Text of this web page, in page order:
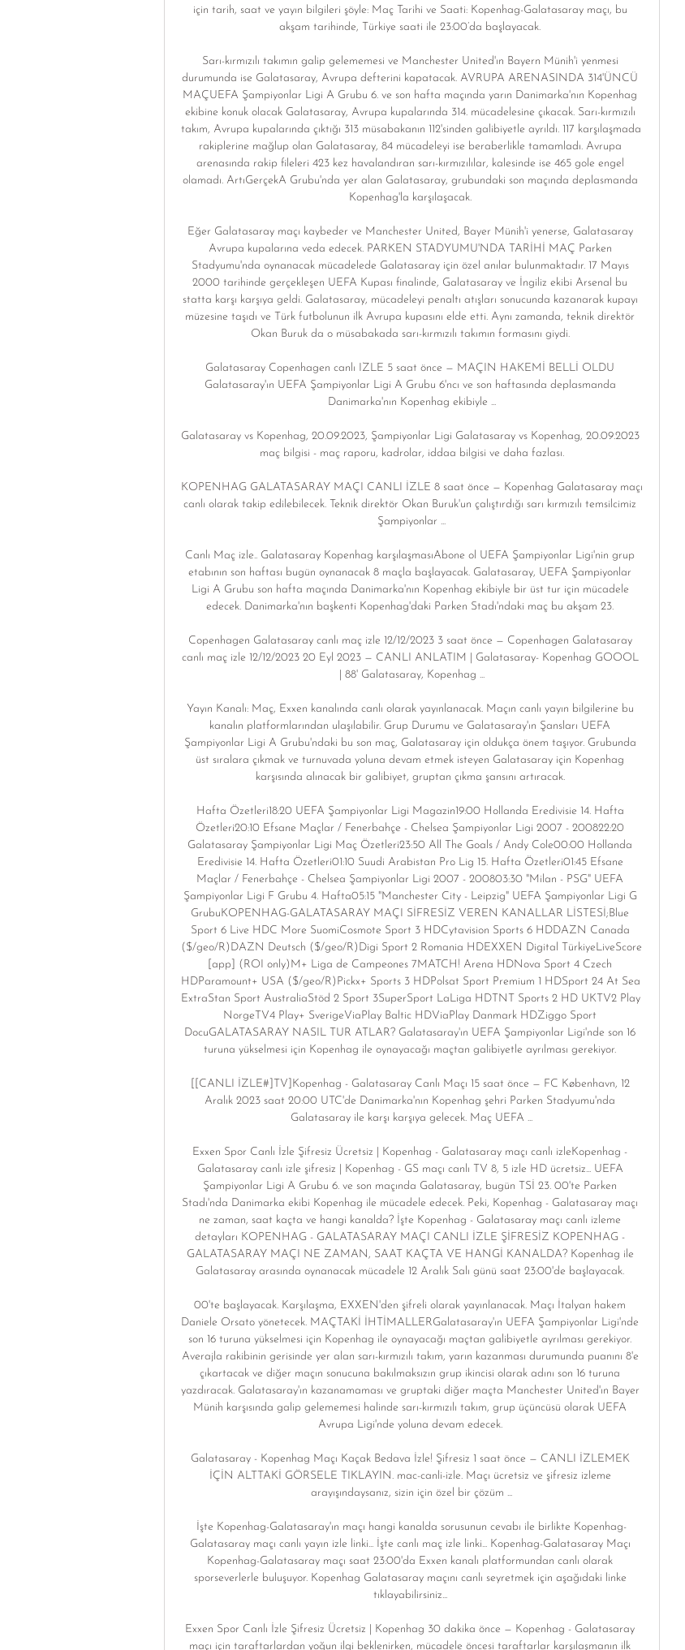
için tarih, saat ve yayın bilgileri şöyle: Maç Tarihi ve Saati: Kopenhag-Galatasaray maçı, bu
akşam tarihinde, Türkiye saati ile 23:00’da başlayacak.
Sarı-kırmızılı takımın galip gelememesi ve Manchester United'ın Bayern Münih'i yenmesi
durumunda ise Galatasaray, Avrupa defterini kapatacak. AVRUPA ARENASINDA 314'ÜNCÜ
MAÇUEFA Şampiyonlar Ligi A Grubu 6. ve son hafta maçında yarın Danimarka'nın Kopenhag
ekibine konuk olacak Galatasaray, Avrupa kupalarında 314. mücadelesine çıkacak. Sarı-kırmızılı
takım, Avrupa kupalarında çıktığı 313 müsabakanın 112'sinden galibiyetle ayrıldı. 117 karşılaşmada
rakiplerine mağlup olan Galatasaray, 84 mücadeleyi ise beraberlikle tamamladı. Avrupa
arenasında rakip fileleri 423 kez havalandıran sarı-kırmızılılar, kalesinde ise 465 gole engel
olamadı. ArtıGerçekA Grubu'nda yer alan Galatasaray, grubundaki son maçında deplasmanda
Kopenhag'la karşılaşacak.
Eğer Galatasaray maçı kaybeder ve Manchester United, Bayer Münih'i yenerse, Galatasaray
Avrupa kupalarına veda edecek. PARKEN STADYUMU'NDA TARİHİ MAÇ Parken
Stadyumu'nda oynanacak mücadelede Galatasaray için özel anılar bulunmaktadır. 17 Mayıs
2000 tarihinde gerçekleşen UEFA Kupası finalinde, Galatasaray ve İngiliz ekibi Arsenal bu
statta karşı karşıya geldi. Galatasaray, mücadeleyi penaltı atışları sonucunda kazanarak kupayı
müzesine taşıdı ve Türk futbolunun ilk Avrupa kupasını elde etti. Aynı zamanda, teknik direktör
Okan Buruk da o müsabakada sarı-kırmızılı takımın formasını giydi.
Galatasaray Copenhagen canlı IZLE 5 saat önce — MAÇIN HAKEMİ BELLİ OLDU
Galatasaray'ın UEFA Şampiyonlar Ligi A Grubu 6'ncı ve son haftasında deplasmanda
Danimarka'nın Kopenhag ekibiyle ...
Galatasaray vs Kopenhag, 20.09.2023, Şampiyonlar Ligi Galatasaray vs Kopenhag, 20.09.2023
maç bilgisi - maç raporu, kadrolar, iddaa bilgisi ve daha fazlası.
KOPENHAG GALATASARAY MAÇI CANLI İZLE 8 saat önce — Kopenhag Galatasaray maçı
canlı olarak takip edilebilecek. Teknik direktör Okan Buruk'un çalıştırdığı sarı kırmızılı temsilcimiz
Şampiyonlar ...
Canlı Maç izle.. Galatasaray Kopenhag karşılaşmasıAbone ol UEFA Şampiyonlar Ligi'nin grup
etabının son haftası bugün oynanacak 8 maçla başlayacak. Galatasaray, UEFA Şampiyonlar
Ligi A Grubu son hafta maçında Danimarka'nın Kopenhag ekibiyle bir üst tur için mücadele
edecek. Danimarka'nın başkenti Kopenhag'daki Parken Stadı'ndaki maç bu akşam 23.
Copenhagen Galatasaray canlı maç izle 12/12/2023 3 saat önce — Copenhagen Galatasaray
canlı maç izle 12/12/2023 20 Eyl 2023 — CANLI ANLATIM | Galatasaray- Kopenhag GOOOL
| 88' Galatasaray, Kopenhag ...
Yayın Kanalı: Maç, Exxen kanalında canlı olarak yayınlanacak. Maçın canlı yayın bilgilerine bu
kanalın platformlarından ulaşılabilir. Grup Durumu ve Galatasaray'ın Şansları UEFA
Şampiyonlar Ligi A Grubu'ndaki bu son maç, Galatasaray için oldukça önem taşıyor. Grubunda
üst sıralara çıkmak ve turnuvada yoluna devam etmek isteyen Galatasaray için Kopenhag
karşısında alınacak bir galibiyet, gruptan çıkma şansını artıracak.
Hafta Özetleri18:20 UEFA Şampiyonlar Ligi Magazin19:00 Hollanda Eredivisie 14. Hafta
Özetleri20:10 Efsane Maçlar / Fenerbahçe - Chelsea Şampiyonlar Ligi 2007 - 200822:20
Galatasaray Şampiyonlar Ligi Maç Özetleri23:50 All The Goals / Andy Cole00:00 Hollanda
Eredivisie 14. Hafta Özetleri01:10 Suudi Arabistan Pro Lig 15. Hafta Özetleri01:45 Efsane
Maçlar / Fenerbahçe - Chelsea Şampiyonlar Ligi 2007 - 200803:30 "Milan - PSG" UEFA
Şampiyonlar Ligi F Grubu 4. Hafta05:15 "Manchester City - Leipzig" UEFA Şampiyonlar Ligi G
GrubuKOPENHAG-GALATASARAY MAÇI SİFRESİZ VEREN KANALLAR LİSTESİ;Blue
Sport 6 Live HDC More SuomiCosmote Sport 3 HDCytavision Sports 6 HDDAZN Canada
($/geo/R)DAZN Deutsch ($/geo/R)Digi Sport 2 Romania HDEXXEN Digital TürkiyeLiveScore
[app] (ROI only)M+ Liga de Campeones 7MATCH! Arena HDNova Sport 4 Czech
HDParamount+ USA ($/geo/R)Pickx+ Sports 3 HDPolsat Sport Premium 1 HDSport 24 At Sea
ExtraStan Sport AustraliaStöd 2 Sport 3SuperSport LaLiga HDTNT Sports 2 HD UKTV2 Play
NorgeTV4 Play+ SverigeViaPlay Baltic HDViaPlay Danmark HDZiggo Sport
DocuGALATASARAY NASIL TUR ATLAR? Galatasaray'ın UEFA Şampiyonlar Ligi'nde son 16
turuna yükselmesi için Kopenhag ile oynayacağı maçtan galibiyetle ayrılması gerekiyor.
[[CANLI İZLE#]TV]Kopenhag - Galatasaray Canlı Maçı 15 saat önce — FC København, 12
Aralık 2023 saat 20:00 UTC'de Danimarka'nın Kopenhag şehri Parken Stadyumu'nda
Galatasaray ile karşı karşıya gelecek. Maç UEFA ...
Exxen Spor Canlı İzle Şifresiz Ücretsiz | Kopenhag - Galatasaray maçı canlı izleKopenhag -
Galatasaray canlı izle şifresiz | Kopenhag - GS maçı canlı TV 8, 5 izle HD ücretsiz... UEFA
Şampiyonlar Ligi A Grubu 6. ve son maçında Galatasaray, bugün TSİ 23. 00'te Parken
Stadı'nda Danimarka ekibi Kopenhag ile mücadele edecek. Peki, Kopenhag - Galatasaray maçı
ne zaman, saat kaçta ve hangi kanalda? İşte Kopenhag - Galatasaray maçı canlı izleme
detayları KOPENHAG - GALATASARAY MAÇI CANLI İZLE ŞİFRESİZ KOPENHAG -
GALATASARAY MAÇI NE ZAMAN, SAAT KAÇTA VE HANGİ KANALDA? Kopenhag ile
Galatasaray arasında oynanacak mücadele 12 Aralık Salı günü saat 23:00'de başlayacak.
00'te başlayacak. Karşılaşma, EXXEN'den şifreli olarak yayınlanacak. Maçı İtalyan hakem
Daniele Orsato yönetecek. MAÇTAKİ İHTİMALLERGalatasaray'ın UEFA Şampiyonlar Ligi'nde
son 16 turuna yükselmesi için Kopenhag ile oynayacağı maçtan galibiyetle ayrılması gerekiyor.
Averajla rakibinin gerisinde yer alan sarı-kırmızılı takım, yarın kazanması durumunda puanını 8'e
çıkartacak ve diğer maçın sonucuna bakılmaksızın grup ikincisi olarak adını son 16 turuna
yazdıracak. Galatasaray'ın kazanamaması ve gruptaki diğer maçta Manchester United'ın Bayer
Münih karşısında galip gelememesi halinde sarı-kırmızılı takım, grup üçüncüsü olarak UEFA
Avrupa Ligi'nde yoluna devam edecek.
Galatasaray - Kopenhag Maçı Kaçak Bedava İzle! Şifresiz 1 saat önce — CANLI İZLEMEK
İÇİN ALTTAKİ GÖRSELE TIKLAYIN. mac-canli-izle. Maçı ücretsiz ve şifresiz izleme
arayışındaysanız, sizin için özel bir çözüm ...
İşte Kopenhag-Galatasaray'ın maçı hangi kanalda sorusunun cevabı ile birlikte Kopenhag-
Galatasaray maçı canlı yayın izle linki... İşte canlı maç izle linki... Kopenhag-Galatasaray Maçı
Kopenhag-Galatasaray maçı saat 23:00'da Exxen kanalı platformundan canlı olarak
sporseverlerle buluşuyor. Kopenhag Galatasaray maçını canlı seyretmek için aşağıdaki linke
tıklayabilirsiniz...
Exxen Spor Canlı İzle Şifresiz Ücretsiz | Kopenhag 30 dakika önce — Kopenhag - Galatasaray
maçı için taraftarlardan yoğun ilgi beklenirken, mücadele öncesi taraftarlar karşılaşmanın ilk